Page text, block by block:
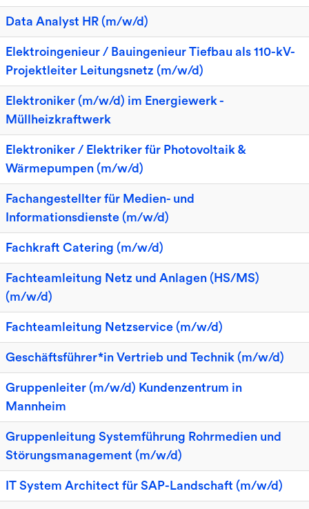
Data Analyst HR (m/w/d)
Elektroingenieur / Bauingenieur Tiefbau als 110-kV-
Projektleiter Leitungsnetz (m/w/d)
Elektroniker (m/w/d) im Energiewerk -
Müllheizkraftwerk
Elektroniker / Elektriker für Photovoltaik &
Wärmepumpen (m/w/d)
Fachangestellter für Medien- und
Informationsdienste (m/w/d)
Fachkraft Catering (m/w/d)
Fachteamleitung Netz und Anlagen (HS/MS)
(m/w/d)
Fachteamleitung Netzservice (m/w/d)
Geschäftsführer*in Vertrieb und Technik (m/w/d)
Gruppenleiter (m/w/d) Kundenzentrum in
Mannheim
Gruppenleitung Systemführung Rohrmedien und
Störungsmanagement (m/w/d)
IT System Architect für SAP-Landschaft (m/w/d)